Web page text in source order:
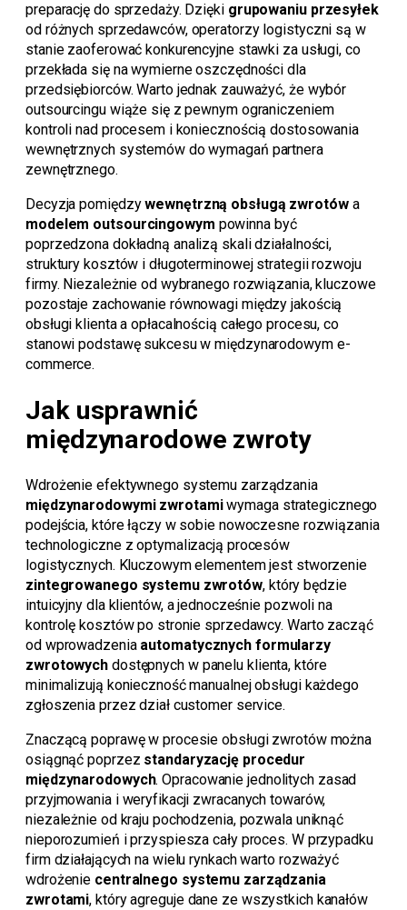
preparację do sprzedaży. Dzięki grupowaniu przesyłek
od różnych sprzedawców, operatorzy logistyczni są w
stanie zaoferować konkurencyjne stawki za usługi, co
przekłada się na wymierne oszczędności dla
przedsiębiorców. Warto jednak zauważyć, że wybór
outsourcingu wiąże się z pewnym ograniczeniem
kontroli nad procesem i koniecznością dostosowania
wewnętrznych systemów do wymagań partnera
zewnętrznego.
Decyzja pomiędzywewnętrzną obsługą zwrotówa
modelem outsourcingowym powinna być
poprzedzona dokładną analizą skali działalności,
struktury kosztów i długoterminowej strategii rozwoju
firmy. Niezależnie od wybranego rozwiązania, kluczowe
pozostaje zachowanie równowagi między jakością
obsługi klienta a opłacalnością całego procesu, co
stanowi podstawę sukcesu w międzynarodowym e-
commerce.
Jak usprawnić
międzynarodowe zwroty
Wdrożenie efektywnego systemu zarządzania
międzynarodowymi zwrotamiwymaga strategicznego
podejścia, które łączy w sobie nowoczesne rozwiązania
technologiczne z optymalizacją procesów
logistycznych. Kluczowym elementem jest stworzenie
zintegrowanego systemu zwrotów, który będzie
intuicyjny dla klientów, a jednocześnie pozwoli na
kontrolę kosztów po stronie sprzedawcy. Warto zacząć
od wprowadzenia automatycznych formularzy
zwrotowych dostępnych w panelu klienta, które
minimalizują konieczność manualnej obsługi każdego
zgłoszenia przez dział customer service.
Znaczącą poprawę w procesie obsługi zwrotów można
osiągnąć poprzez standaryzację procedur
międzynarodowych. Opracowanie jednolitych zasad
przyjmowania i weryfikacji zwracanych towarów,
niezależnie od kraju pochodzenia, pozwala uniknąć
nieporozumień i przyspiesza cały proces. W przypadku
firm działających na wielu rynkach warto rozważyć
wdrożenie centralnego systemu zarządzania
zwrotami, który agreguje dane ze wszystkich kanałów